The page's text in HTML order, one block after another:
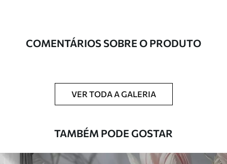
Adicionalmente
Disponível com revestimento de verniz
esponja macia. Murais de parede com
revestimento de verniz podem ser limpos
Aplicação perfeita
COMENTÁRIOS SOBRE O PRODUTO
VER TODA A GALERIA
TAMBÉM PODE GOSTAR